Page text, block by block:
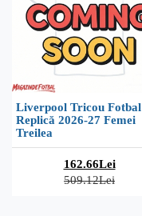
Liverpool Tricou Fotbal
Replică 2026-27 Femei
Treilea
162.66Lei
509.12Lei